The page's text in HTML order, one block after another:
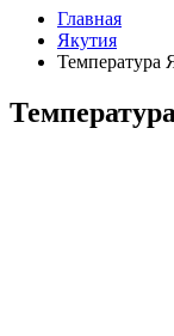
Главная
Якутия
Температура